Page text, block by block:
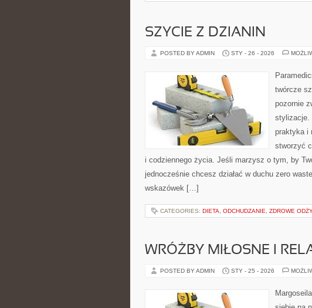
SZYCIE Z DZIANIN
POSTED BY ADMIN STY - 26 - 2026
twórcze
pozornie
stylizacje.
praktyka i
stworzyć
i codziennego życia. Jeśli marzysz o tym, by
jednocześnie chcesz działać w duchu zero
wskazówek […]
CATEGORIES: DIETA, ODCHUDZANIE, ZDROWE
WRÓŻBY MIŁOSNE I
POSTED BY ADMIN STY - 25 - 2026